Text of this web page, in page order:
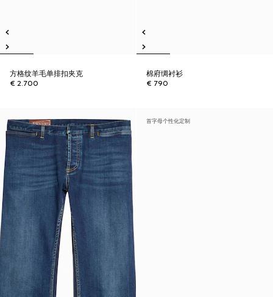
方格纹羊毛单排扣夹克
€ 2.700
棉府绸衬衫
€ 790
首字母个性化定制